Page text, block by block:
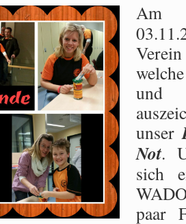
Am
und
unser
Not.
sich
paar